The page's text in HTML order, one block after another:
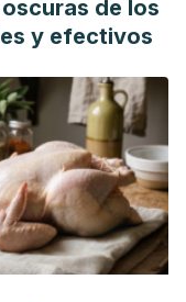
de los
y efectivos